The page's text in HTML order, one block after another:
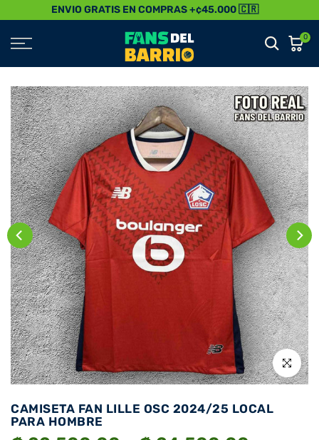
Contenido
ENVIO GRATIS EN COMPRAS +¢45.000 🇨🇷
0
Click para
CAMISETA FAN LILLE OSC 2024/25 LOCAL
PARA HOMBRE